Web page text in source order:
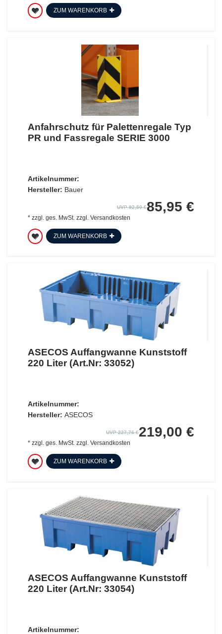
ZUM WARENKORB
Anfahrschutz für Palettenregale Typ
PR und Fassregale SERIE 3000
Artikelnummer:
Hersteller: Bauer
UVP 92,50 €85,95 €
* zzgl. ges. MwSt. zzgl. Versandkosten
ZUM WARENKORB
ASECOS Auffangwanne Kunststoff
220 Liter (Art.Nr: 33052)
Artikelnummer:
Hersteller: ASECOS
UVP 227,76 €219,00 €
* zzgl. ges. MwSt.zzgl. Versandkosten
ZUM WARENKORB
ASECOS Auffangwanne Kunststoff
220 Liter (Art.Nr: 33054)
Artikelnummer: